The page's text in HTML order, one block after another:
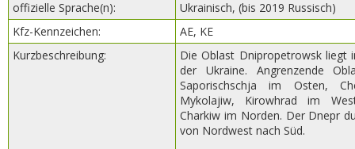
offizielle Sprache(n):
Ukrainisch, (bis 2019 Russisch)
Kfz-Kennzeichen:
AE, KE
Kurzbeschreibung:
Die Oblast Dnipropetrowsk liegt
der Ukraine. Angrenzende
Saporischschja im Osten,
Mykolajiw, Kirowhrad im
Charkiw im Norden. Der Dnepr
von Nordwest nach Süd.